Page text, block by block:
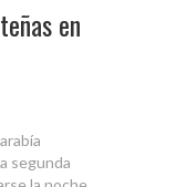
en
segunda